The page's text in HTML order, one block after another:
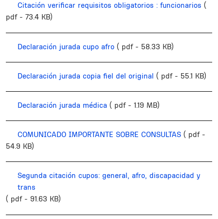
Citación verificar requisitos obligatorios : funcionarios (
pdf - 73.4 KB)
Declaración jurada cupo afro ( pdf - 58.33 KB)
Declaración jurada copia fiel del original ( pdf - 55.1 KB)
Declaración jurada médica ( pdf - 1.19 MB)
COMUNICADO IMPORTANTE SOBRE CONSULTAS ( pdf -
54.9 KB)
Segunda citación cupos: general, afro, discapacidad y
trans
( pdf - 91.63 KB)